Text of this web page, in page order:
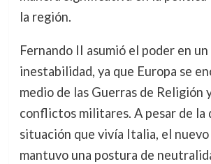
la región.
Fernando II asumió el poder en
inestabilidad, ya que Europa se
medio de las Guerras de Religión
conflictos militares. A pesar de
situación que vivía Italia, el
mantuvo una postura de